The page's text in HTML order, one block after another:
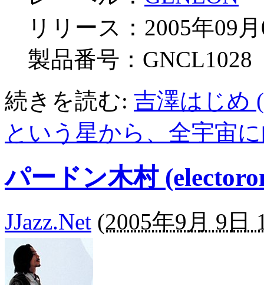
リリース：2005年09
製品番号：GNCL1028
続きを読む: 吉澤はじめ
という星から、全宇宙
パードン木村
JJazz.Net (2005年9月 9日